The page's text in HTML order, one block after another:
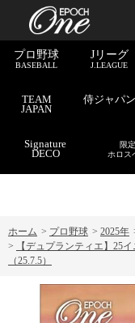
プロ野球
BASEBALL
Jリーグ
J.LEAGUE
TEAM
JAPAN
侍ジャパン
Signature
DECO
限
ホロス
ホーム > プロ野球 > 2025年
>
【デュプランティエ】25
（25.7.5）